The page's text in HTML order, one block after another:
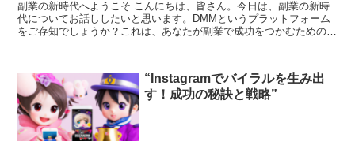
副業の新時代へようこそ こんにちは、皆さん。今日は、副業の新時
代についてお話ししたいと思います。DMMというプラットフォーム
をご存知でしょうか？これは、あなたが副業で成功をつかむための素
“Instagramでバイラルを生み出
す！成功の秘訣と戦略”